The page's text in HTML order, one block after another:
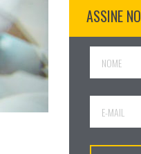
ASSINE